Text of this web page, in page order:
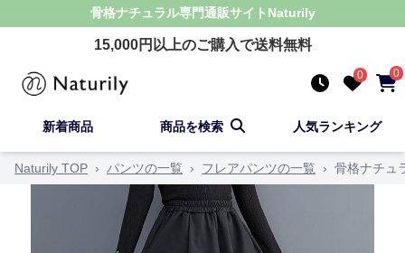
骨格ナチュラル専門通販サイト Naturily
15,000円以上のご購入で送料無料
0 0
新着商品 商品を検索 人気ランキング
Naturily TOP › パンツの一覧 › フレアパンツの一覧 › 骨格ナチュ